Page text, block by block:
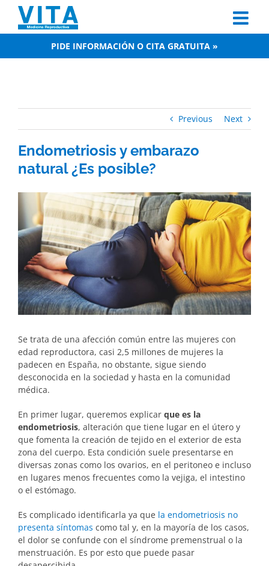
content
PIDE INFORMACIÓN O CITA GRATUITA »
Previous Next
Endometriosis y embarazo
natural ¿Es posible?
Larger
Image
Se trata de una afección común entre las mujeres con
edad reproductora, casi 2,5 millones de mujeres la
padecen en España, no obstante, sigue siendo
desconocida en la sociedad y hasta en la comunidad
médica.
En primer lugar, queremos explicar que es la
endometriosis, alteración que tiene lugar en el útero y
que fomenta la creación de tejido en el exterior de esta
zona del cuerpo. Esta condición suele presentarse en
diversas zonas como los ovarios, en el peritoneo e incluso
en lugares menos frecuentes como la vejiga, el intestino
o el estómago.
Es complicado identificarla ya que la endometriosis no
presenta síntomas como tal y, en la mayoría de los casos,
el dolor se confunde con el síndrome premenstrual o la
menstruación. Es por esto que puede pasar